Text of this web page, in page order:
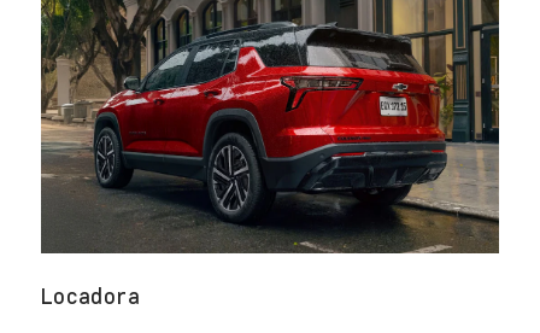
Locadora